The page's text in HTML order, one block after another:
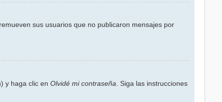
sus usuarios que no publicaron mensajes por
y haga clic en Olvidé mi contraseña . Siga las instrucciones